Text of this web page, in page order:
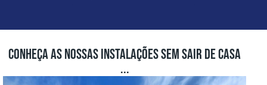
CONHEÇA AS NOSSAS INSTALAÇÕES SEM SAIR DE CASA
...